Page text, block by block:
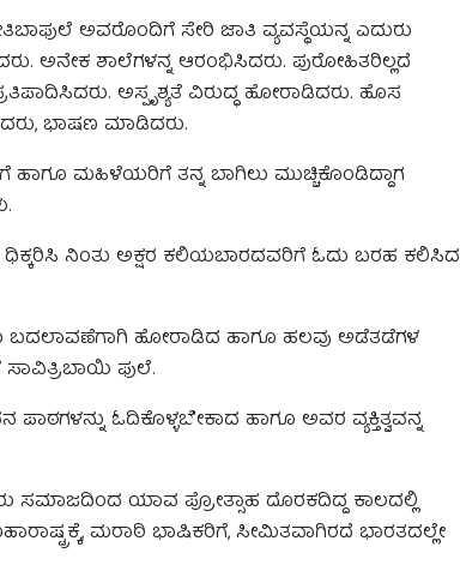
ಅವರೊಂದಿಗೆ ಸೇರಿ ಜಾತಿ ವ್ಯವಸ್ಥೆಯನ್ನ ಎದುರು
ಅನೇಕ ಶಾಲೆಗಳನ್ನ ಆರಂಭಿಸಿದರು. ಪುರೋಹಿತರಿಲ್ಲದೆ
ಅಸ್ಪೃಶ್ಯತೆ ವಿರುದ್ಧ ಹೋರಾಡಿದರು. ಹೊಸ
ಭಾಷಣ ಮಾಡಿದರು.
ಹಾಗೂ ಮಹಿಳೆಯರಿಗೆ ತನ್ನ ಬಾಗಿಲು ಮುಚ್ಚಿಕೊಂಡಿದ್ದಾಗ
ಧಿಕ್ಕರಿಸಿ ನಿಂತು ಅಕ್ಷರ ಕಲಿಯಬಾರದವರಿಗೆ ಓದು ಬರಹ ಕಲಿಸಿದ
ಬದಲಾವಣೆಗಾಗಿ ಹೋರಾಡಿದ ಹಾಗೂ ಹಲವು ಅಡೆತಡೆಗಳ
ಫುಲೆ.
ಓದಿಕೊಳ್ಳಬೇಕಾದ ಹಾಗೂ ಅವರ ವ್ಯಕ್ತಿತ್ವವನ್ನ
ಸಮಾಜದಿಂದ ಯಾವ ಪ್ರೋತ್ಸಾಹ ದೊರಕದಿದ್ದ ಕಾಲದಲ್ಲಿ
ಮರಾಠಿ ಭಾಷಿಕರಿಗೆ, ಸೀಮಿತವಾಗಿರದೆ ಭಾರತದಲ್ಲೇ